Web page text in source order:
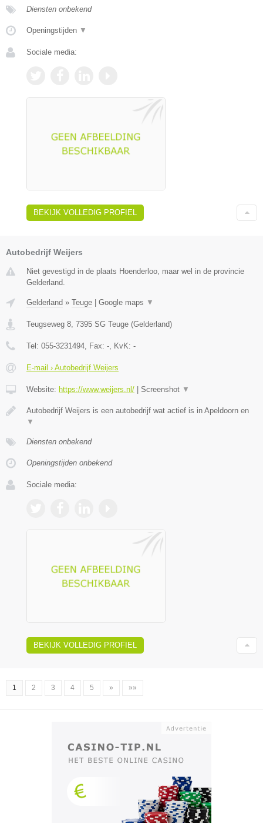
Diensten onbekend
Openingstijden ▼
Sociale media:
BEKIJK VOLLEDIG PROFIEL
Autobedrijf Weijers
Niet gevestigd in de plaats Hoenderloo, maar wel in de provincie
Gelderland.
Gelderland » Teuge Google maps ▼
Teugseweg 8, 7395 SG Teuge (Gelderland)
Tel: 055-3231494, Fax: -, KvK: -
E-mail › Autobedrijf Weijers
Website: https://www.weijers.nl/ Screenshot ▼
Autobedrijf Weijers is een autobedrijf wat actief is in Apeldoorn en
▼
Diensten onbekend
Openingstijden onbekend
Sociale media:
BEKIJK VOLLEDIG PROFIEL
1 2 3 4 5 » »»